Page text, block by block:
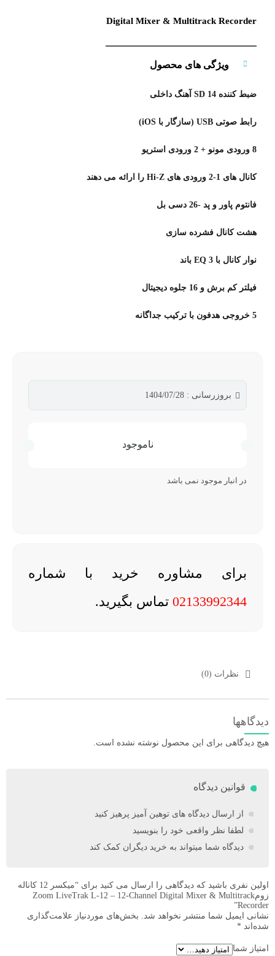
Digital Mixer & Multitrack Recorder
ویژگی های محصول
ضبط کننده SD 14 آهنگ داخلی
رابط صوتی USB (سازگار با iOS)
8 ورودی مونو + 2 ورودی استریو
کانال های 1-2 ورودی های Hi-Z را ارائه می دهند
فانتوم پاور و پد -26 دسی بل
هشت کانال فشرده سازی
نوار کانال با EQ 3 باند
فیلتر کم برش و 16 جلوه دیجیتال
5 خروجی هدفون با ترکیب جداگانه
بروزرسانی : 1404/07/28
ناموجود
در انبار موجود نمی باشد
برای مشاوره خرید با شماره
02133992344 تماس بگیرید.
نظرات (0)
دیدگاهها
هیچ دیدگاهی برای این محصول نوشته نشده است.
قوانین دیدگاه
از ارسال دیدگاه های توهین آمیز پرهیز کنید
لطفا نظر واقعی خود را بنویسید
دیدگاه شما میتواند به خرید دیگران کمک کند
اولین نفری باشید که دیدگاهی را ارسال می کنید برای “میکسر 12 کاناله
زومZoom LiveTrak L-12 – 12-Channel Digital Mixer & Multitrack
Recorder”
نشانی ایمیل شما منتشر نخواهد شد. بخش‌های موردنیاز علامت‌گذاری
شده‌اند *
امتیاز شما